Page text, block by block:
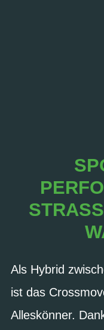
Als Hybrid
ist das
Alleskönner.